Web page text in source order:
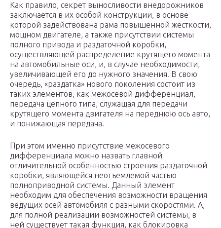
Как правило, секрет выносливости внедорожников
заключается в их особой конструкции, в основе
которой задействована рама повышенной жесткости,
мощном двигателе, а также присутствии системы
полного привода и раздаточной коробки,
осуществляющей распределение крутящего момента
на автомобильные оси, и, в случае необходимости,
увеличивающей его до нужного значения. В свою
очередь, «раздатка» нового поколения состоит из
таких элементов, как межосевой дифференциал,
передача цепного типа, служащая для передачи
крутящего момента двигателя на переднюю ось авто,
и понижающая передача.
При этом именно присутствие межосевого
дифференциала можно назвать главной
отличительной особенностью строения раздаточной
коробки, являющейся неотъемлемой частью
полноприводной системы. Данный элемент
необходим для обеспечения возможности вращения
ведущих осей автомобиля с разными скоростями. А,
для полной реализации возможностей системы, в
ней существует такая функция, как блокировка